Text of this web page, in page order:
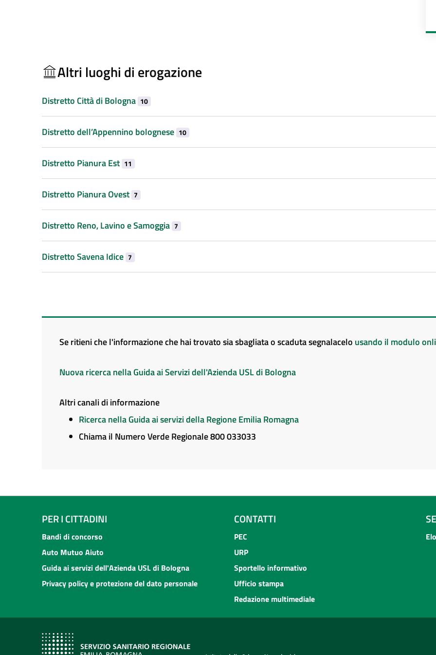
Altri luoghi di erogazione
Distretto Città di Bologna 10
Distretto dell’Appennino bolognese 10
Distretto Pianura Est 11
Distretto Pianura Ovest 7
Distretto Reno, Lavino e Samoggia 7
Distretto Savena Idice 7
Se ritieni che l'informazione che hai trovato sia sbagliata o scaduta segnalacelo usando il modulo
Nuova ricerca nella Guida ai Servizi dell'Azienda USL di Bologna
Altri canali di informazione
Ricerca nella Guida ai servizi della Regione Emilia Romagna
Chiama il Numero Verde Regionale 800 033033
PER I CITTADINI
Bandi di concorso
Auto Mutuo Aiuto
Guida ai servizi dell'Azienda USL di Bologna
Privacy policy e protezione del dato personale
CONTATTI
PEC
URP
Sportello informativo
Ufficio stampa
Redazione multimediale